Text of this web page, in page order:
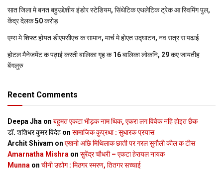
सात जिला मे बनत बहुउद्देशीय इंडोर स्‍टेडि‍यम, सिंथेटिक एथलेटिक ट्रेक आ स्विमिंग पुल,
केंद्र देलक 50 करोड़
एम्स मे शिफ्ट होयत डीएमसीएच क सामान, मार्च मे होएत उद्घाटन, नव सत्र स पढाई
होटल मैनेजमेंट क पढ़ाई करती बालिका गृह क 16 बालिका लोकनि, 29 कए जायतीह
बेंगलुरु
Recent Comments
Deepa Jha on बहुमत एकटा भीड़क नाम थिक, एकरा लग विवेक नहि होइत छैक
डॉ. शशिधर कुमर विदेह on सामाजिक कुप्रथा : सुधारक प्रयास
Archit Shivam on एखनो अछि मिथिलाक छाती पर गरल सुगौली कील क टीस
Amarnatha Mishra on सुरेंद्र चौधरी – एकटा हेरायल नायक
Munna on चीनी उद्योग : मिठगर स्‍मरण, तितगर सच्‍चाई